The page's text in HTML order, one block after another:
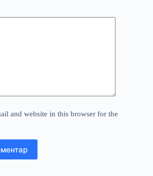
and website in this browser for the